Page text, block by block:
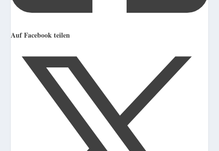
Auf Facebook teilen